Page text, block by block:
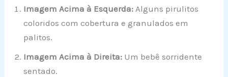
Imagem Acima à Esquerda: Alguns pirulitos
coloridos com cobertura e granulados em
palitos.
Imagem Acima à Direita: Um bebê sorridente
sentado.